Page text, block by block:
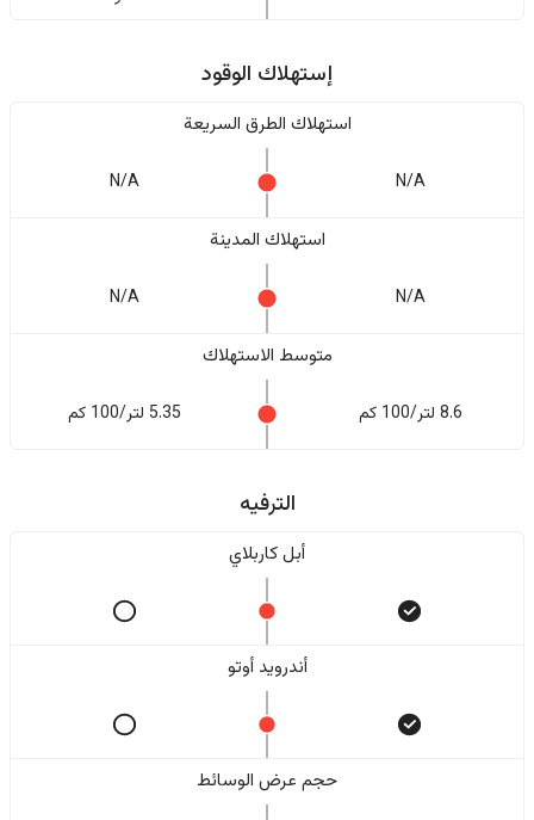
إستهلاك الوقود
استهلاك الطرق السريعة
N/A
N/A
استهلاك المدينة
N/A
N/A
متوسط الاستهلاك
8.6 لتر/100 كم 5.35 لتر/100 كم
الترفيه
أبل كاربلاي
أندرويد أوتو
حجم عرض الوسائط